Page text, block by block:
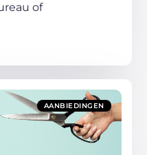
of
AANBIEDINGEN